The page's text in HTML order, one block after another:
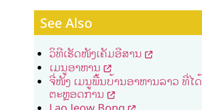
See Also
ວິທີເຮັດໜັງເຄັມອີສານ
ເມນູອາຫານ
ຈີ່ໜັງ ເມນູພື້ນບ້ານອາຫານລາວ ທີ່ໄ
ຕະຫຼອດການ